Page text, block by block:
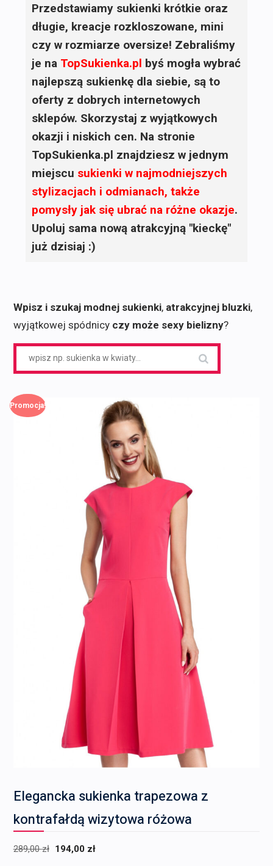
Przedstawiamy sukienki krótkie oraz
długie, kreacje rozkloszowane, mini
czy w rozmiarze oversize! Zebraliśmy
je na TopSukienka.pl byś mogła wybrać
najlepszą sukienkę dla siebie, są to
oferty z dobrych internetowych
sklepów. Skorzystaj z wyjątkowych
okazji i niskich cen. Na stronie
TopSukienka.pl znajdziesz w jednym
miejscu sukienki w najmodniejszych
stylizacjach i odmianach, także
pomysły jak się ubrać na różne okazje.
Upoluj sama nową atrakcyjną "kieckę"
już dzisiaj :)
Wpisz i szukaj modnej sukienki, atrakcyjnej bluzki,
wyjątkowej spódnicy czy może sexy bielizny?
Promocja!
Elegancka sukienka trapezowa z
kontrafałdą wizytowa różowa
289,00zł Pierwotna
194,00 zł